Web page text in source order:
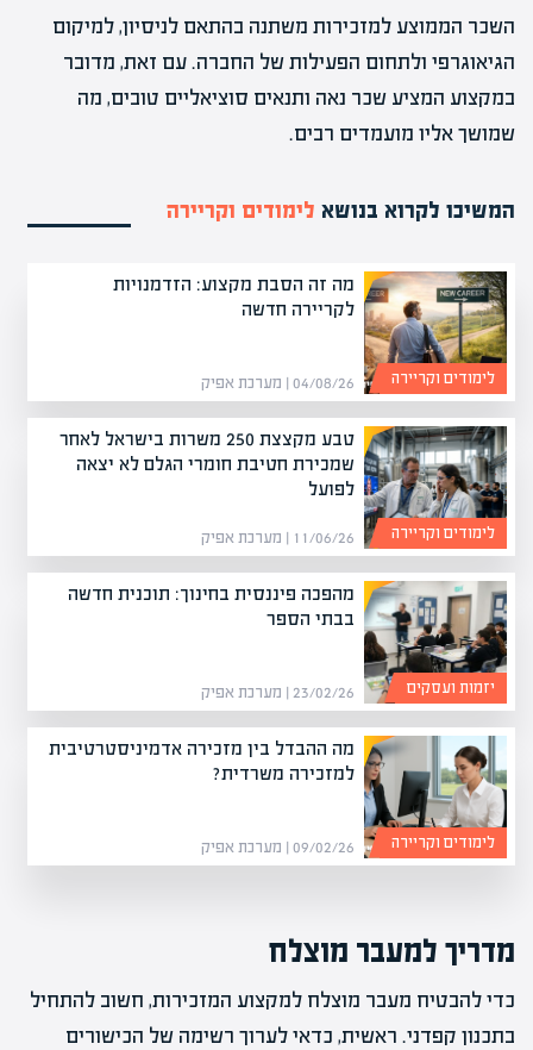
השכר הממוצע למזכירות משתנה בהתאם לניסיון, למיקום
הגיאוגרפי ולתחום הפעילות של החברה. עם זאת, מדובר
במקצוע המציע שכר נאה ותנאים סוציאליים טובים, מה
שמושך אליו מועמדים רבים.
המשיכו לקרוא בנושא לימודים וקריירה
מה זה הסבת מקצוע: הזדמנויות
לקריירה חדשה
04/08/26 | מערכת אפיק לימודים וקריירה
טבע מקצצת 250 משרות בישראל לאחר
שמכירת חטיבת חומרי הגלם לא יצאה
לפועל
11/06/26 | מערכת אפיק לימודים וקריירה
מהפכה פיננסית בחינוך: תוכנית חדשה
בבתי הספר
23/02/26 | מערכת אפיק יזמות ועסקים
מה ההבדל בין מזכירה אדמיניסטרטיבית
למזכירה משרדית?
09/02/26 | מערכת אפיק לימודים וקריירה
מדריך למעבר מוצלח
כדי להבטיח מעבר מוצלח למקצוע המזכירות, חשוב להתחיל
בתכנון קפדני. ראשית, כדאי לערוך רשימה של הכישורים